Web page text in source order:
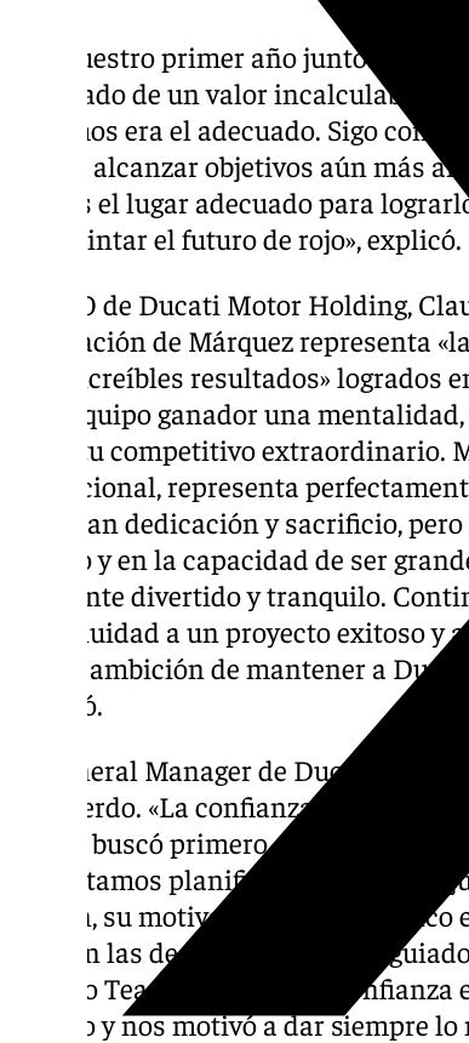
«En nuestro primer año juntos
resultado de un valor incalculable
elegimos era el adecuado. Sigo
quiero alcanzar objetivos aún más
este es el lugar adecuado para
para pintar el futuro de rojo», explicó.
El CEO de Ducati Motor Holding,
renovación de Márquez representa
los «increíbles resultados» logrados
a un equipo ganador una
espíritu competitivo extraordinario.
excepcional, representa
una gran dedicación y sacrificio,
equipo y en la capacidad de ser
ambiente divertido y tranquilo.
continuidad a un proyecto exitoso y
con la ambición de mantener a
apuntó.
El General Manager de Ducati
el acuerdo. «La confianza, la
Él nos buscó primero, después nos
que estamos planificando un futuro
pasión, su motivación y su
todo en las decisiones que han
Lenovo Team. Depositó su
orgullo y nos motivó a dar siempre